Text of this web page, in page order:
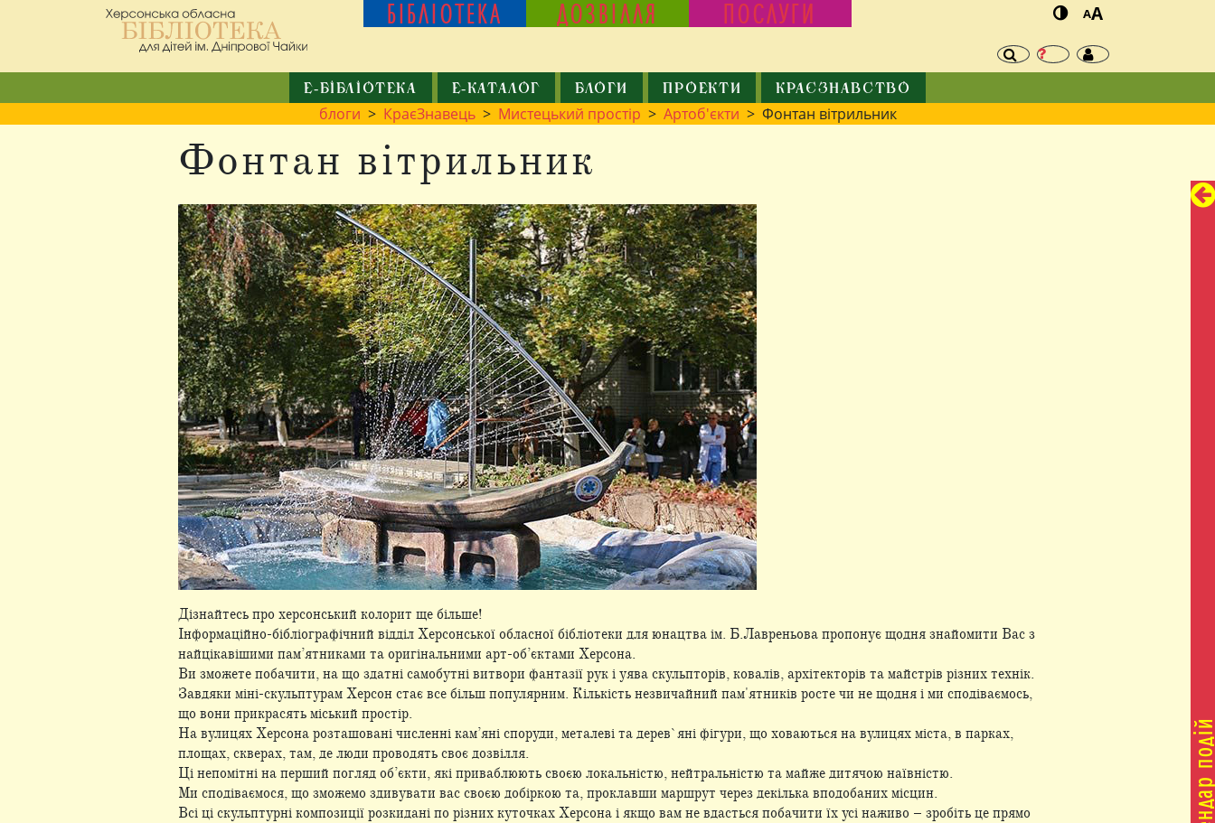
БІБЛІОТЕКА ДОЗВІЛЛЯ ПОСЛУГИ AA
Е-БІБЛІОТЕКА Е-КАТАЛОГ БЛОГИ ПРОЕКТИ КРАЄЗНАВСТВО
блоги > КраєЗнавець> Мистецький простір > Артоб'єкти > Фонтан вітрильник
Фонтан вітрильник
Дізнайтесь про херсонський колорит ще більше!
Інформаційно-бібліографічний відділ Херсонської обласної бібліотеки для юнацтва ім. Б.Лавреньова пропонує щодня знайомити Вас з
найцікавішими пам’ятниками та оригінальними арт-об’єктами Херсона.
Ви зможете побачити, на що здатні самобутні витвори фантазії рук і уява скульпторів, ковалів, архітекторів та майстрів різних технік.
Завдяки міні-скульптурам Херсон стає все більш популярним. Кількість незвичайний пам'ятників росте чи не щодня і ми сподіваємось,
що вони прикрасять міський простір.
На вулицях Херсона розташовані численні кам’яні споруди, металеві та дерев`яні фігури, що ховаються на вулицях міста, в парках,
площах, скверах, там, де люди проводять своє дозвілля.
Ці непомітні на перший погляд об’єкти, які приваблюють своєю локальністю, нейтральністю та майже дитячою наївністю.
Ми сподіваємося, що зможемо здивувати вас своєю добіркою та, проклавши маршрут через декілька вподобаних місцин.
Всі ці скульптурні композиції розкидані по різних куточках Херсона і якщо вам не вдасться побачити їх усі наживо – зробіть це прямо